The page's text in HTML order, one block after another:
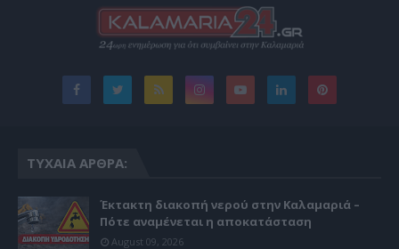
ΤΥΧΑΊΑ ΆΡΘΡΑ:
Έκτακτη διακοπή νερού στην Καλαμαριά –
Πότε αναμένεται η αποκατάσταση
August 09, 2026